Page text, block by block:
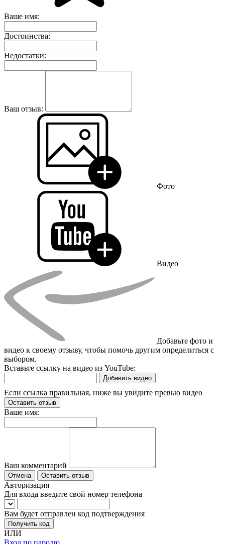
Ваше имя:
Достоинства:
Недостатки:
Ваш отзыв:
Фото
Видео
Добавьте фото и
видео к своему отзыву, чтобы помочь другим определиться с
выбором.
Вставьте ссылку на видео из YouTube:
Добавить видео
Если ссылка правильная, ниже вы увидите превью видео
Оставить отзыв
Ваше имя:
Ваш комментарий
Отмена Оставить отзыв
Авторизация
Для входа введите свой номер телефона
Вам будет отправлен код подтверждения
Получить код
ИЛИ
Вход по паролю